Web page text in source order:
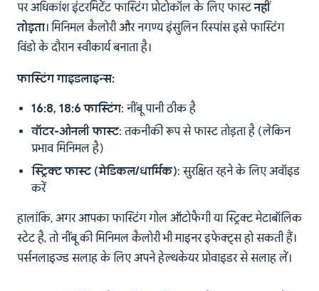
पर अधिकांश इंटरमिटेंट फास्टिंग प्रोटोकॉल के लिए फास्टनहीं
तोड़ता। मिनिमल कैलोरी और नगण्य इंसुलिन रिस्पांस इसे फास्टिंग
विंडो के दौरान स्वीकार्य बनाता है।
फास्टिंग गाइडलाइन्स:
16:8, 18:6 फास्टिंग: नींबू पानी ठीक है
वॉटर-ओनली फास्ट: तकनीकी रूप से फास्ट तोड़ता है (लेकिन
प्रभाव मिनिमल है)
स्ट्रिक्ट फास्ट (मेडिकल/धार्मिक): सुरक्षित रहने के लिए अवॉइड
करें
हालांकि, अगर आपका फास्टिंग गोल ऑटोफैगी या स्ट्रिक्ट मेटाबॉलिक
स्टेट है, तो नींबू की मिनिमल कैलोरी भी माइनर इफेक्ट्स हो सकती हैं।
पर्सनलाइज्ड सलाह के लिए अपने हेल्थकेयर प्रोवाइडर से सलाह लें।